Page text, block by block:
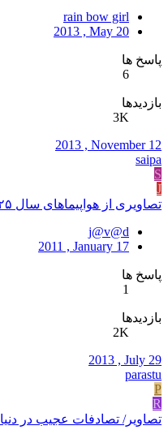
rain bow girl
2013 , May 20
پاسخ ها
6
بازدیدها
3K
2013 , November 12
saipa
S
J
تصاویری از هواپیماهای سال ۲۰۲۵
j@v@d
2011 , January 17
پاسخ ها
1
بازدیدها
2K
2013 , July 29
parastu
P
R
تصاویر/ تصادفات عجیب در دنیا